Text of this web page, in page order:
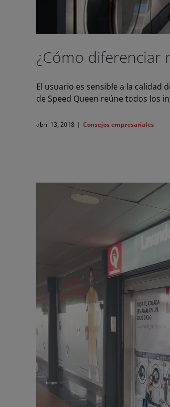
¿Cómo diferenciar
El usuario es sensible a la calidad
de Speed Queen reúne todos los
abril 13, 2018 | Consejos empresariales